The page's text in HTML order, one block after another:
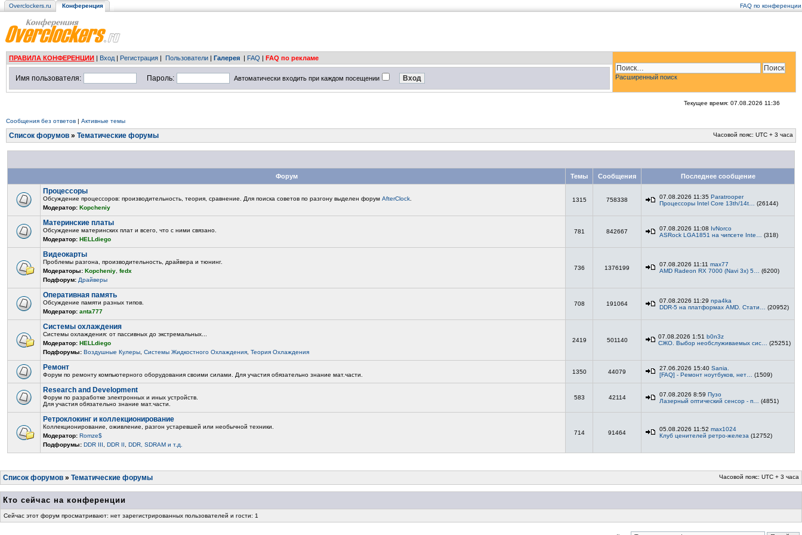
Overclockers.ru Конференция FAQ по конференции
ПРАВИЛА КОНФЕРЕНЦИИ | Вход | Регистрация | Пользователи | Галерея | FAQ | FAQ по рекламе
Расширенный поиск
Имя пользователя: Пароль: Автоматически входить при каждом посещении
Текущее время: 07.08.2026 11:36
Сообщения без ответов | Активные темы
Список форумов » Тематические форумы Часовой пояс: UTC + 3 часа
Форум Темы Сообщения Последнее сообщение
Процессоры
Обсуждение процессоров: производительность, теория, сравнение. Для поиска советов по разгону выделен форум AfterClock
Модератор: Kopcheniy
1315 758338 07.08.2026 11:35 Paratrooper
Процессоры Intel Core 13th/14t…
(26144)
Материнские платы
Обсуждение материнских плат и всего, что с ними связано.
Модератор: HELLdiego
781 842667 07.08.2026 11:08 IvNorco
ASRock LGA1851 на чипсете Inte…
(318)
Видеокарты
Проблемы разгона, производительность, драйвера и тюнинг.
Модераторы: Kopcheniy fedx
Подфорум: Драйверы
736 1376199
07.08.2026 11:11 max77
AMD Radeon RX 7000 (Navi 3x) 5…
(6200)
Оперативная память
Обсуждение памяти разных типов.
Модератор: anta777
708 191064 07.08.2026 11:29 npa4ka
DDR-5 на платформах AMD. Стати…
(20952)
Системы охлаждения
Системы охлаждения: от пассивных до экстремальных...
Модератор: HELLdiego
Подфорумы: Воздушные Кулеры Системы Жидкостного Охлаждения Теория Охлаждения
2419 501140
07.08.2026 1:51 b0n3z
СЖО. Выбор необслуживаемых сис…
(25251)
Ремонт
Форум по ремонту компьютерного оборудования своими силами. Для участия обязательно знание мат.части. 1350 44079
27.06.2026 15:40 Sania.
[FAQ] - Ремонт ноутбуков, нет…
(1509)
Research and Development
Форум по разработке электронных и иных устройств.
Для участия обязательно знание мат.части.
583 42114 07.08.2026 8:59 Пузо
Лазерный оптический сенсор - п…
(4851)
Ретроклокинг и коллекционирование
Коллекционирование, оживление, разгон устаревшей или необычной техники.
Модератор: Romze$
Подфорумы: DDR III DDR II DDR, SDRAM и т.д.
714 91464
05.08.2026 11:52 max1024
Клуб ценителей ретро-железа (12752)
Список форумов » Тематические форумы Часовой пояс: UTC + 3 часа
Кто сейчас на конференции
Сейчас этот форум просматривают: нет зарегистрированных пользователей и гости: 1